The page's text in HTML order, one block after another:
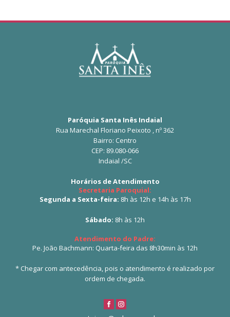
Paróquia Santa Inês Indaial
Rua Marechal Floriano Peixoto , nº 362
Bairro: Centro
CEP: 89.080-066
Indaial /SC
Horários de Atendimento
Secretaria Paroquial:
Segunda a Sexta-feira: 8h às 12h e 14h às 17h
Sábado: 8h às 12h
Atendimento do Padre:
Pe. João Bachmann: Quarta-feira das 8h30min às 12h
* Chegar com antecedência, pois o atendimento é realizado por
ordem de chegada.